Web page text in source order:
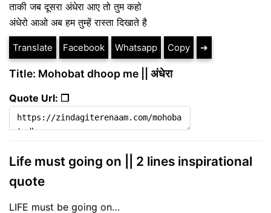
ताकी जब दूसरा अंधेरा आए तो तुम कहो
अंधेरो आओ अब हम तुम्हें रास्ता दिखाते है
Translate Facebook Whatsapp Copy ➔
Title: Mohobat dhoop me || अंधेरा
Quote Url: ❐
Life must going on || 2 lines inspirational
quote
LIFE must be going on…